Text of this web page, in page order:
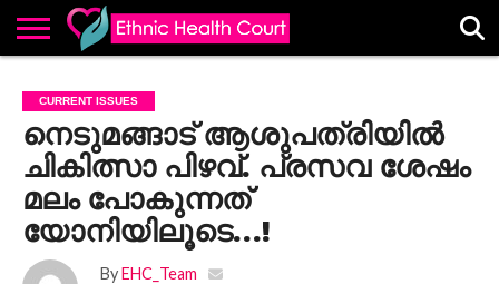
EHC
ADVERTISE
ALL
LATEST
POSTS
CONTACT
US
CONTRIBUTE
HOME
CURRENT ISSUES
നെടുമങ്ങാട് ആശുപത്രിയിൽ
ചികിത്സാ പിഴവ്. പ്രസവ ശേഷം
മലം പോകുന്നത്
യോനിയിലൂടെ…!
By EHC_Team